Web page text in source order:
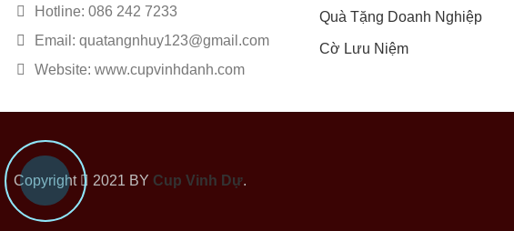
Hotline: 086 242 7233
Email: quatangnhuy123@gmail.com
Website: www.cupvinhdanh.com
Quà Tặng Doanh Nghiệp
Cờ Lưu Niệm
Copyright 2021 BY Cup Vinh Dự.